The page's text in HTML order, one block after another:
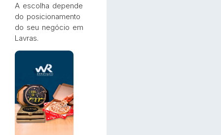
A escolha depende
do posicionamento
do seu negócio em
Lavras.